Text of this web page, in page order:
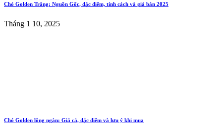
Chó Golden Trắng: Nguồn Gốc, đặc điểm, tính cách và giá bán 2025
Tháng 1 10, 2025
Chó Golden lông ngắn: Giá cả, đặc điểm và lưu ý khi mua